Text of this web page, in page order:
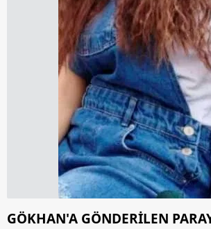
GÖKHAN'A GÖNDERİLEN